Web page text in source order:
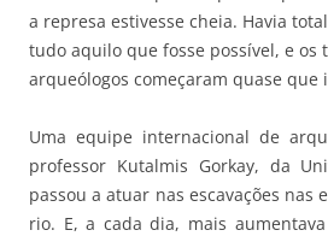
a represa estivesse cheia. Havia
tudo aquilo que fosse possível, e os
arqueólogos começaram quase que
Uma equipe internacional de
professor Kutalmis Gorkay, da
passou a atuar nas escavações nas
rio. E, a cada dia, mais